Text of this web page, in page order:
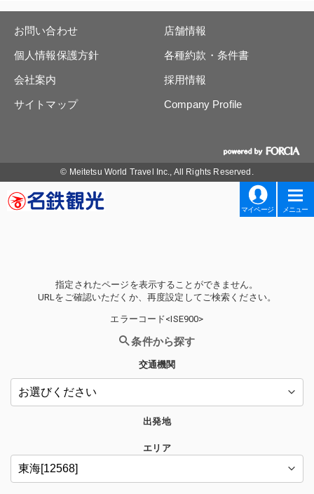
お問い合わせ 店舗情報
個人情報保護方針 各種約款・条件書
会社案内 採用情報
サイトマップ Company Profile
© Meitetsu World Travel Inc., All Rights Reserved.
マイページ メニュー
指定されたページを表示することができません。
URLをご確認いただくか、再度設定してご検索ください。
エラーコード<ISE900>
条件から探す
交通機関
出発地
エリア